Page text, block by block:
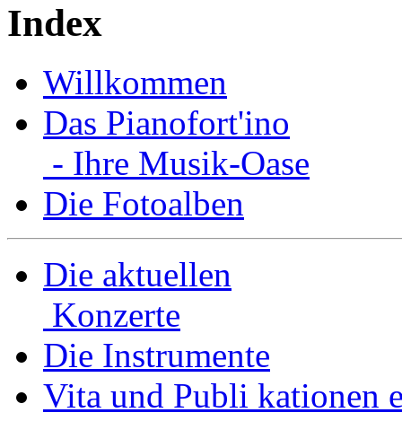
Index
Willkommen
Das Pianofort'ino
- Ihre Musik-Oase
Die Fotoalben
Die aktuellen
Konzerte
Die Instrumente
Vita und Publi­ kationen